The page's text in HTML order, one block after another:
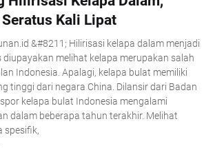
Kali Lipat
&#8211; Hilirisasi kelapa dalam menjadi
diupayakan melihat kelapa merupakan salah
Indonesia. Apalagi, kelapa bulat memiliki
tinggi dari negara China. Dilansir dari Badan
kelapa bulat Indonesia mengalami
dalam beberapa tahun terakhir. Melihat
spesifik,